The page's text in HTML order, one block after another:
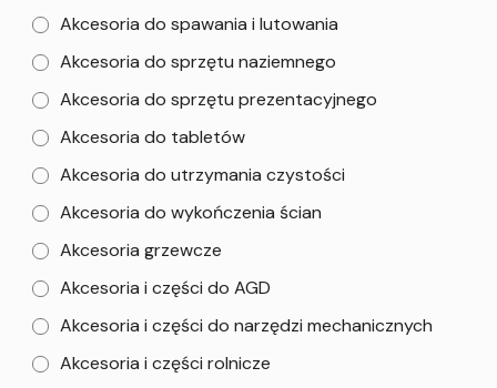
Akcesoria do spawania i lutowania
Akcesoria do sprzętu naziemnego
Akcesoria do sprzętu prezentacyjnego
Akcesoria do tabletów
Akcesoria do utrzymania czystości
Akcesoria do wykończenia ścian
Akcesoria grzewcze
Akcesoria i części do AGD
Akcesoria i części do narzędzi mechanicznych
Akcesoria i części rolnicze